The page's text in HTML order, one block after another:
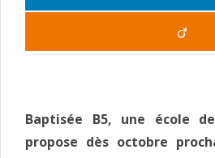
Baptisée B5, une école
propose dès octobre